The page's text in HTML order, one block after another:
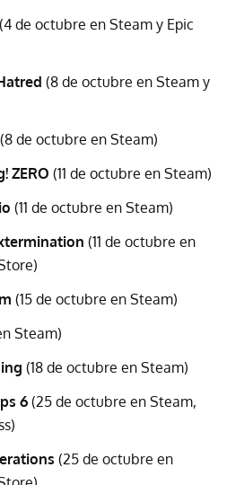
(4 de octubre en Steam y Epic
(8 de octubre en Steam y
(8 de octubre en Steam)
ZERO (11 de octubre en Steam)
(11 de octubre en Steam)
(11 de octubre en
(15 de octubre en Steam)
Steam)
(18 de octubre en Steam)
6 (25 de octubre en Steam,
(25 de octubre en